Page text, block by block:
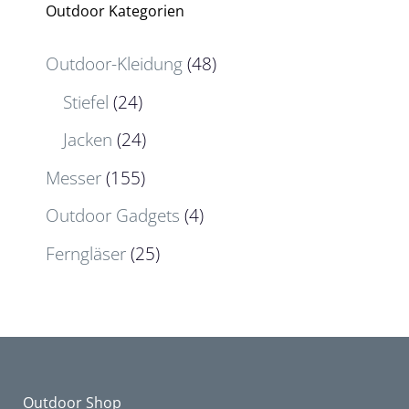
Outdoor Kategorien
Outdoor-Kleidung(48)
Stiefel (24)
Jacken (24)
Messer(155)
Outdoor Gadgets (4)
Ferngläser(25)
Outdoor Shop